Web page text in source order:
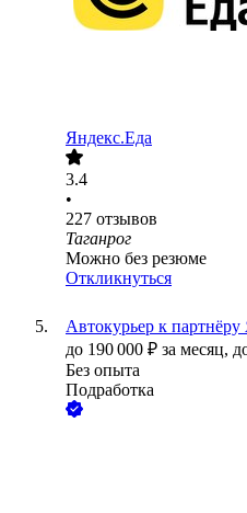
Яндекс.Еда
3.4
•
227 отзывов
Таганрог
Можно без резюме
Откликнуться
Автокурьер к
до 190 000 ₽ за месяц,
Без опыта
Подработка